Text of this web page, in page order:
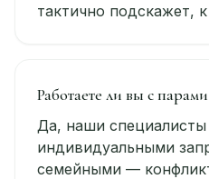
тактично подскажет,
Работаете ли вы с
Да, наши специалисты
индивидуальными
семейными —